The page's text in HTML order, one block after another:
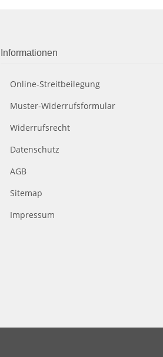
Informationen
Online-Streitbeilegung
Muster-Widerrufsformular
Widerrufsrecht
Datenschutz
AGB
Sitemap
Impressum